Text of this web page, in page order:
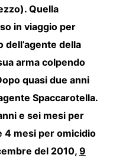
Quella
in viaggio per
della
arma colpendo
quasi due anni
Spaccarotella.
e sei mesi per
4 mesi per omicidio
del 2010, 9